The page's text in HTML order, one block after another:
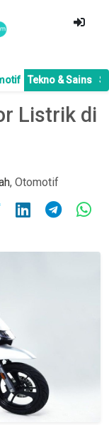
Tekno & Sains
Listrik di
, Otomotif